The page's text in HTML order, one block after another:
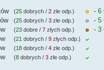
(25 dobrych /2 złe odp.) -6
(25 dobrych /3 złe odp.) -5
(23 dobre /7 złych odp.) -3
(21 dobrych /9 złych odp.)
(18 dobrych /4 złe odp.)
(8 dobrych /3 złe odp.)